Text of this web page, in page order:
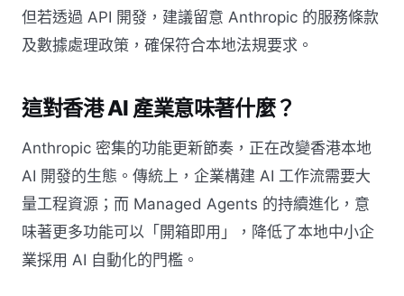
但若透過 API 開發，建議留意 Anthropic 的服務條款
及數據處理政策，確保符合本地法規要求。
這對香港 AI 產業意味著什麼？
Anthropic 密集的功能更新節奏，正在改變香港本地
AI 開發的生態。傳統上，企業構建 AI 工作流需要大
量工程資源；而 Managed Agents 的持續進化，意
味著更多功能可以「開箱即用」，降低了本地中小企
業採用 AI 自動化的門檻。